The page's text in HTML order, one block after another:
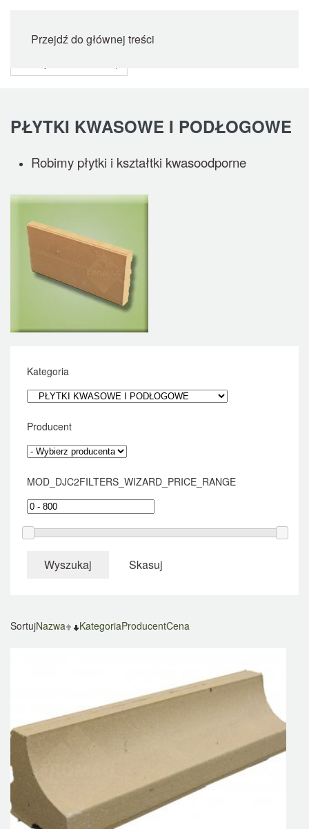
Przejdź do głównej treści
PŁYTKI KWASOWE I PODŁOGOWE
Robimy płytki i kształtki kwasoodporne
Kategoria
Producent
MOD_DJC2FILTERS_WIZARD_PRICE_RANGE
Wyszukaj Skasuj
SortujNazwa KategoriaProducentCena